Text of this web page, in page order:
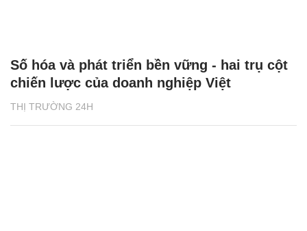
THỊ TRƯỜNG 24H
Số hóa và phát triển bền vững - hai trụ cột
chiến lược của doanh nghiệp Việt